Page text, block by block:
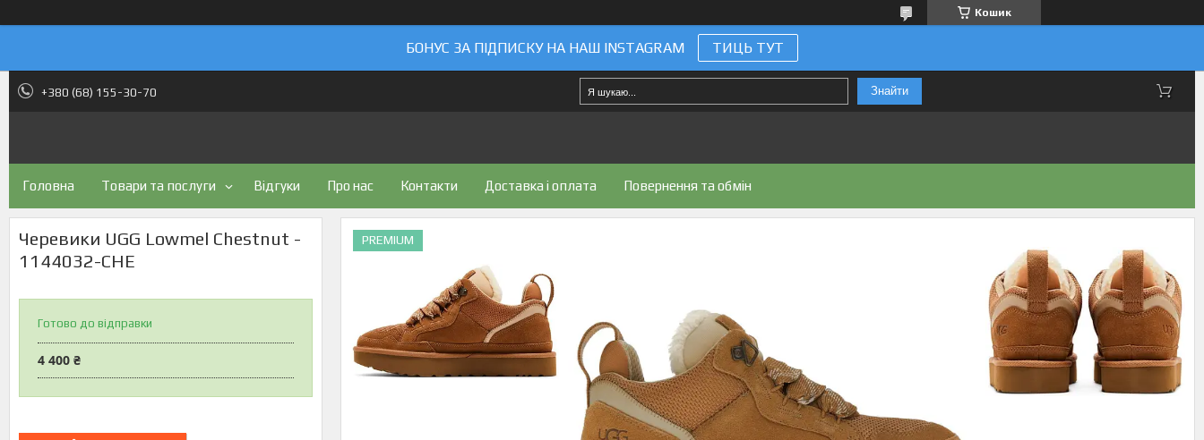
Кошик
БОНУС ЗА ПІДПИСКУ НА НАШ INSTAGRAM ТИЦЬ ТУТ
+380 (68) 155-30-70 Знайти
Головна Товари та послуги Відгуки Про нас Контакти Доставка і оплата Повернення та обмін
Черевики UGG Lowmel Chestnut -
1144032-CHE
Готово до відправки
4 400 ₴
PREMIUM